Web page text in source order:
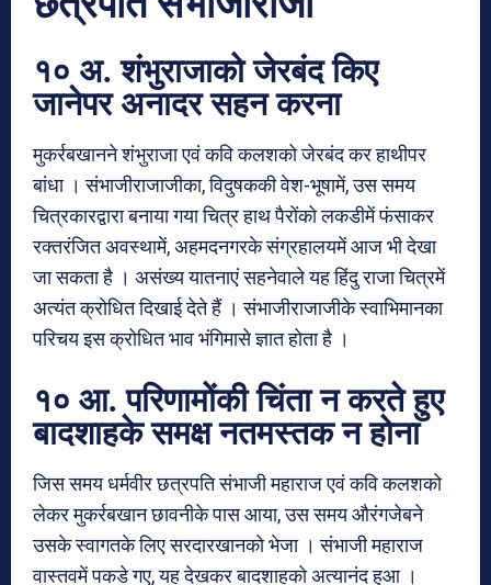
१० अ. शंभुराजाको जेरबंद किए
जानेपर अनादर सहन करना
मुकर्रबखानने शंभुराजा एवं कवि कलशको जेरबंद कर हाथीपर
बांधा । संभाजीराजाजीका, विदुषककी वेश-भूषामें, उस समय
चित्रकारद्वारा बनाया गया चित्र हाथ पैरोंको लकडीमें फंसाकर
रक्तरंजित अवस्थामें, अहमदनगरके संग्रहालयमें आज भी देखा
जा सकता है । असंख्य यातनाएं सहनेवाले यह हिंदु राजा चित्रमें
अत्यंत क्रोधित दिखाई देते हैं । संभाजीराजाजीके स्वाभिमानका
परिचय इस क्रोधित भाव भंगिमासे ज्ञात होता है ।
१० आ. परिणामोंकी चिंता न करते हुए
बादशाहके समक्ष नतमस्तक न होना
जिस समय धर्मवीर छत्रपति संभाजी महाराज एवं कवि कलशको
लेकर मुकर्रबखान छावनीके पास आया, उस समय औरंगजेबने
उसके स्वागतके लिए सरदारखानको भेजा । संभाजी महाराज
वास्तवमें पकडे गए, यह देखकर बादशाहको अत्यानंद हुआ ।